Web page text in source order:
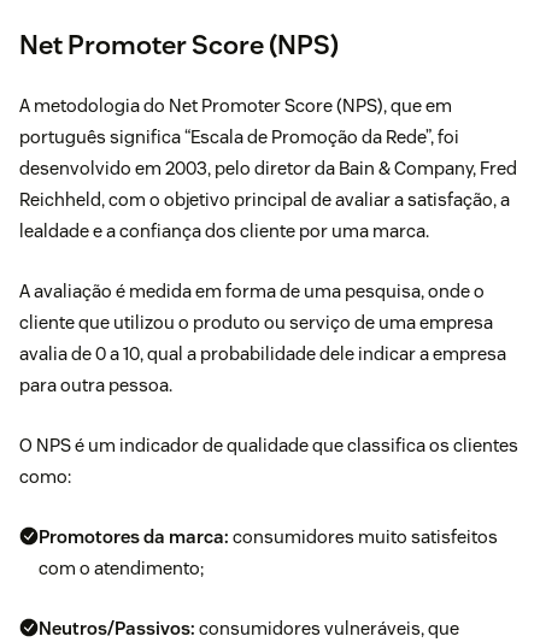
Net Promoter Score (NPS)
A metodologia do Net Promoter Score (NPS), que em
português significa “Escala de Promoção da Rede”, foi
desenvolvido em 2003, pelo diretor da Bain & Company, Fred
Reichheld, com o objetivo principal de avaliar a satisfação, a
lealdade e a confiança dos cliente por uma marca.
A avaliação é medida em forma de uma pesquisa, onde o
cliente que utilizou o produto ou serviço de uma empresa
avalia de 0 a 10, qual a probabilidade dele indicar a empresa
para outra pessoa.
O NPS é um indicador de qualidade que classifica os clientes
como:
Promotores da marca: consumidores muito satisfeitos
com o atendimento;
Neutros/Passivos: consumidores vulneráveis, que